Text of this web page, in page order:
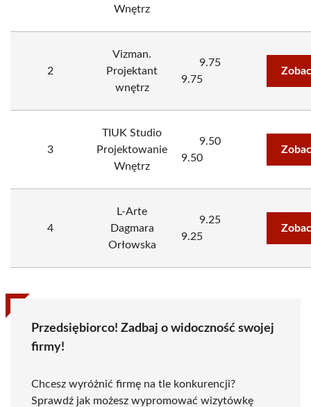
Wnętrz
2
Vizman.
Projektant
wnętrz
9.75
9.75
3
TIUK Studio
Projektowanie
Wnętrz
9.50
9.50
4
L-Arte
Dagmara
Orłowska
9.25
9.25
Przedsiębiorco! Zadbaj o widoczność swojej
firmy!
Chcesz wyróżnić firmę na tle konkurencji?
Sprawdź jak możesz wypromować wizytówkę